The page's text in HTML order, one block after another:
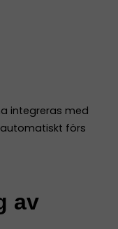
integreras med
förs
av